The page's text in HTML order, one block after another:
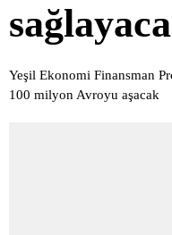
Yeşil Ekonomi Finansman
100 milyon Avroyu aşacak